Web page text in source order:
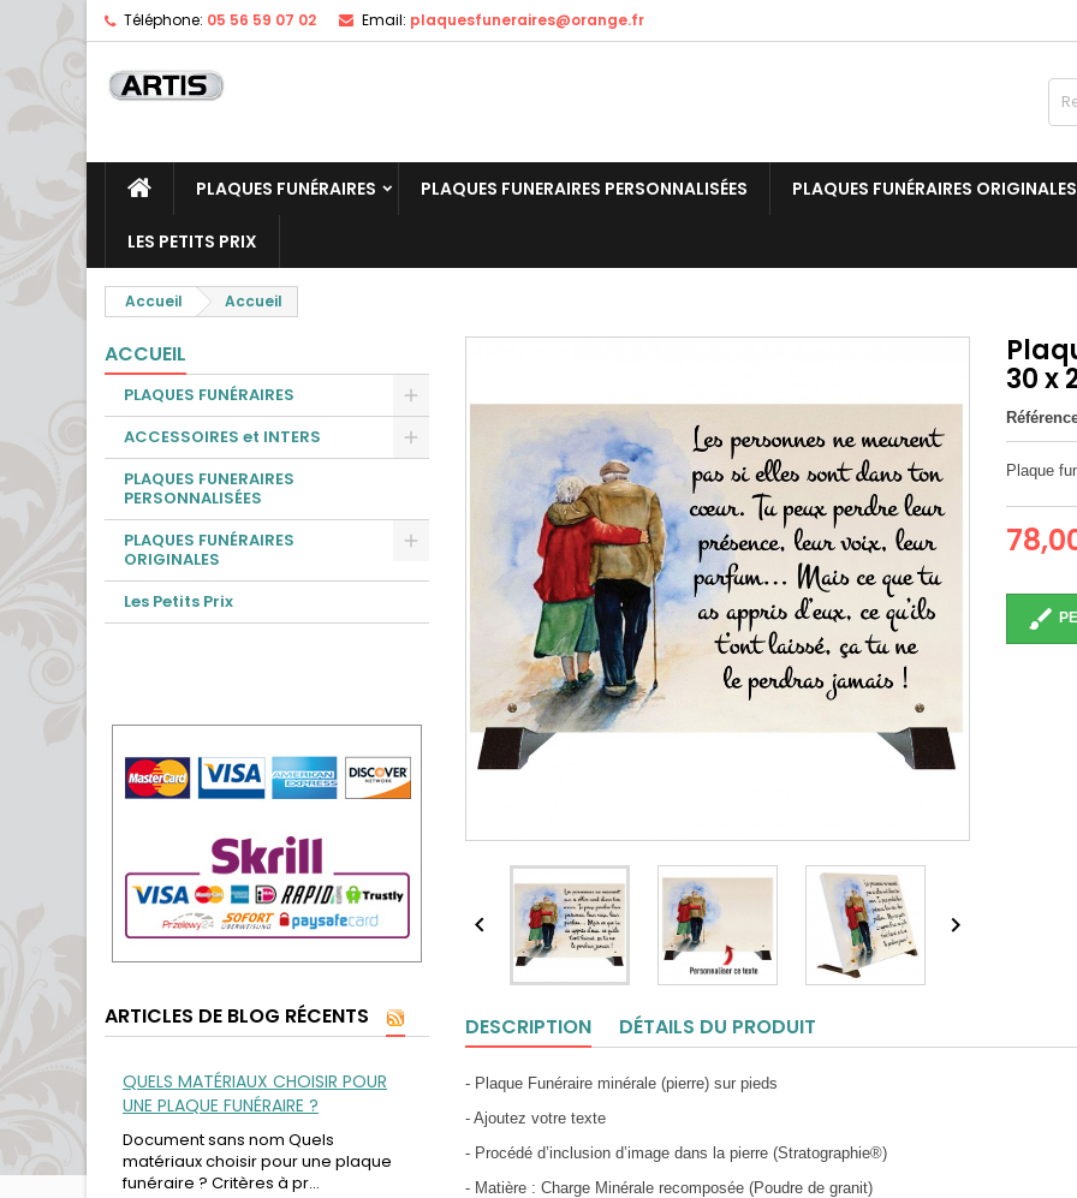
Téléphone: 05 56 59 07 02 Email: plaquesfuneraires@orange.fr
PLAQUES FUNÉRAIRES PLAQUES FUNERAIRES PERSONNALISÉES PLAQUES FUNÉRAIRES ORIGINALES
LES PETITS PRIX
Accueil Accueil
ACCUEIL
PLAQUES FUNÉRAIRES
ACCESSOIRES et INTERS
PLAQUES FUNERAIRES
PERSONNALISÉES
PLAQUES FUNÉRAIRES
ORIGINALES
Les Petits Prix
ARTICLES DE BLOG RÉCENTS
QUELS MATÉRIAUX CHOISIR POUR
UNE PLAQUE FUNÉRAIRE ?
Document sans nom Quels
matériaux choisir pour une plaque
funéraire ? Critères à pr...
 
30 x
Plaque
brush
DESCRIPTION DÉTAILS DU PRODUIT
- Plaque Funéraire minérale (pierre) sur pieds
- Ajoutez votre texte
- Procédé d’inclusion d’image dans la pierre (Stratographie®)
- Matière : Charge Minérale recomposée (Poudre de granit)